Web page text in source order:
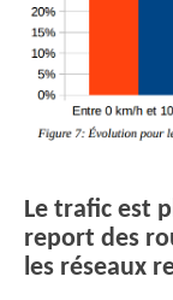
Le trafic est
report des
les réseaux